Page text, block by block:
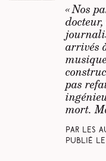
« Nos
arrivés
pas
mort.
Par Les
Publié le